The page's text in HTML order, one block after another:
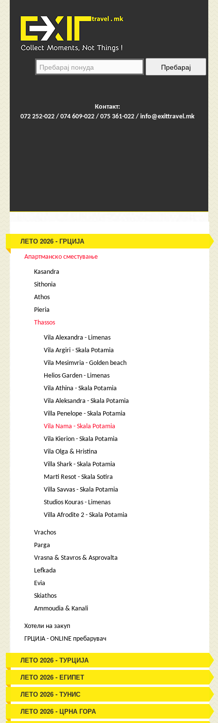
Контакт:
072 252-022 / 074 609-022 / 075 361-022 / info@exittravel.mk
ЛЕТО 2026 - ГРЦИЈА
Апартманско сместување
Kasandra
Sithonia
Athos
Pieria
Thassos
Vila Alexandra - Limenas
Vila Argiri - Skala Potamia
Vila Mesimvria - Golden beach
Helios Garden - Limenas
Vila Athina - Skala Potamia
Vila Aleksandra - Skala Potamia
Villa Penelope - Skala Potamia
Vila Nama - Skala Potamia
Vila Kierion - Skala Potamia
Vila Olga & Hristina
Villa Shark - Skala Potamia
Marti Resot - Skala Sotira
Villa Savvas - Skala Potamia
Studios Kouras - Limenas
Villa Afrodite 2 - Skala Potamia
Vrachos
Parga
Vrasna & Stavros & Asprovalta
Lefkada
Evia
Skiathos
Ammoudia & Kanali
Хотели на закуп
ГРЦИЈА - ONLINE пребарувач
ЛЕТО 2026 - ТУРЦИЈА
ЛЕТО 2026 - ЕГИПЕТ
ЛЕТО 2026 - ТУНИС
ЛЕТО 2026 - ЦРНА ГОРА